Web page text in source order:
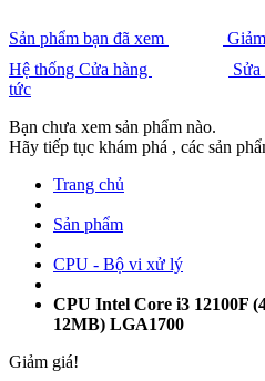
Sản phẩm bạn đã xem
Hệ thống Cửa hàng
tức
Bạn chưa xem sản phẩm nào.
Hãy tiếp tục khám phá , các sản
Trang chủ
Sản phẩm
CPU - Bộ vi xử lý
CPU Intel Core i3 12100F
12MB) LGA1700
Giảm giá!